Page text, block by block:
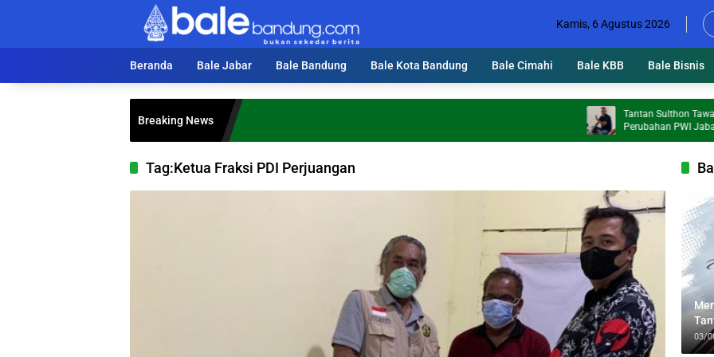
Kamis, 6 Agustus 2026
Beranda Bale Jabar Bale Bandung Bale Kota Bandung Bale Cimahi Bale KBB Bale Bisnis
Breaking News
Tantan Sulthon Tawarkan 5
Perubahan PWI Jabar,
Jadi Prioritas
Tag:Ketua Fraksi PDI Perjuangan
03/